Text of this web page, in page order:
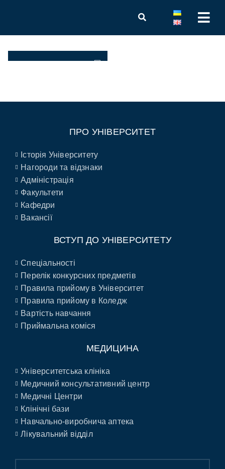
ПРО УНІВЕРСИТЕТ
Історія Університету
Нагороди та відзнаки
Адміністрація
Факультети
Кафедри
Вакансії
ВСТУП ДО УНІВЕРСИТЕТУ
Спеціальності
Перелік конкурсних предметів
Правила прийому в Університет
Правила прийому в Коледж
Вартість навчання
Приймальна коміся
МЕДИЦИНА
Університетська клініка
Медичний консультативний центр
Медичні Центри
Клінічні бази
Навчально-виробнича аптека
Лікувальний відділ